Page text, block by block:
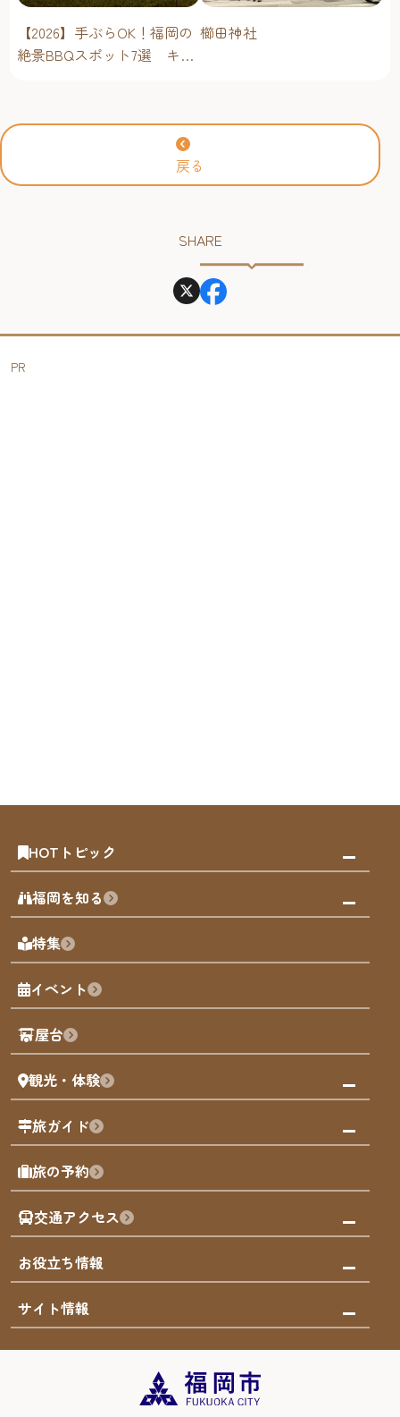
【2026】手ぶらOK！福岡の
絶景BBQスポット7選 キャ
櫛田神社
戻る
SHARE
PR
HOTトピック
みんなの旅行記
天神エリア
博多旧市街
福岡城
歴史・文化
福岡を知る
福岡の見どころ
福岡の魅力
観光カレンダー
観光PR動画
まち歩き
福岡グルメ
福岡を楽しむ
福岡のアート
福岡のナイトタイム
福岡の歴史・文化
サステナブルツーリズム
福岡検定
よかなび音声ガイド
特集
イベント
屋台
観光・体験
観る・遊ぶ
屋台
買う
体験
泊まる
旅ガイド
モデルコース
AIおまかせコース
オリジナルプラン
みんなの旅行記
旅の予約
交通アクセス
市内交通ガイド
お得なチケット
お役立ち情報
お知らせ
災害情報
サイト情報
まち歩き・体験プログラム掲載申込